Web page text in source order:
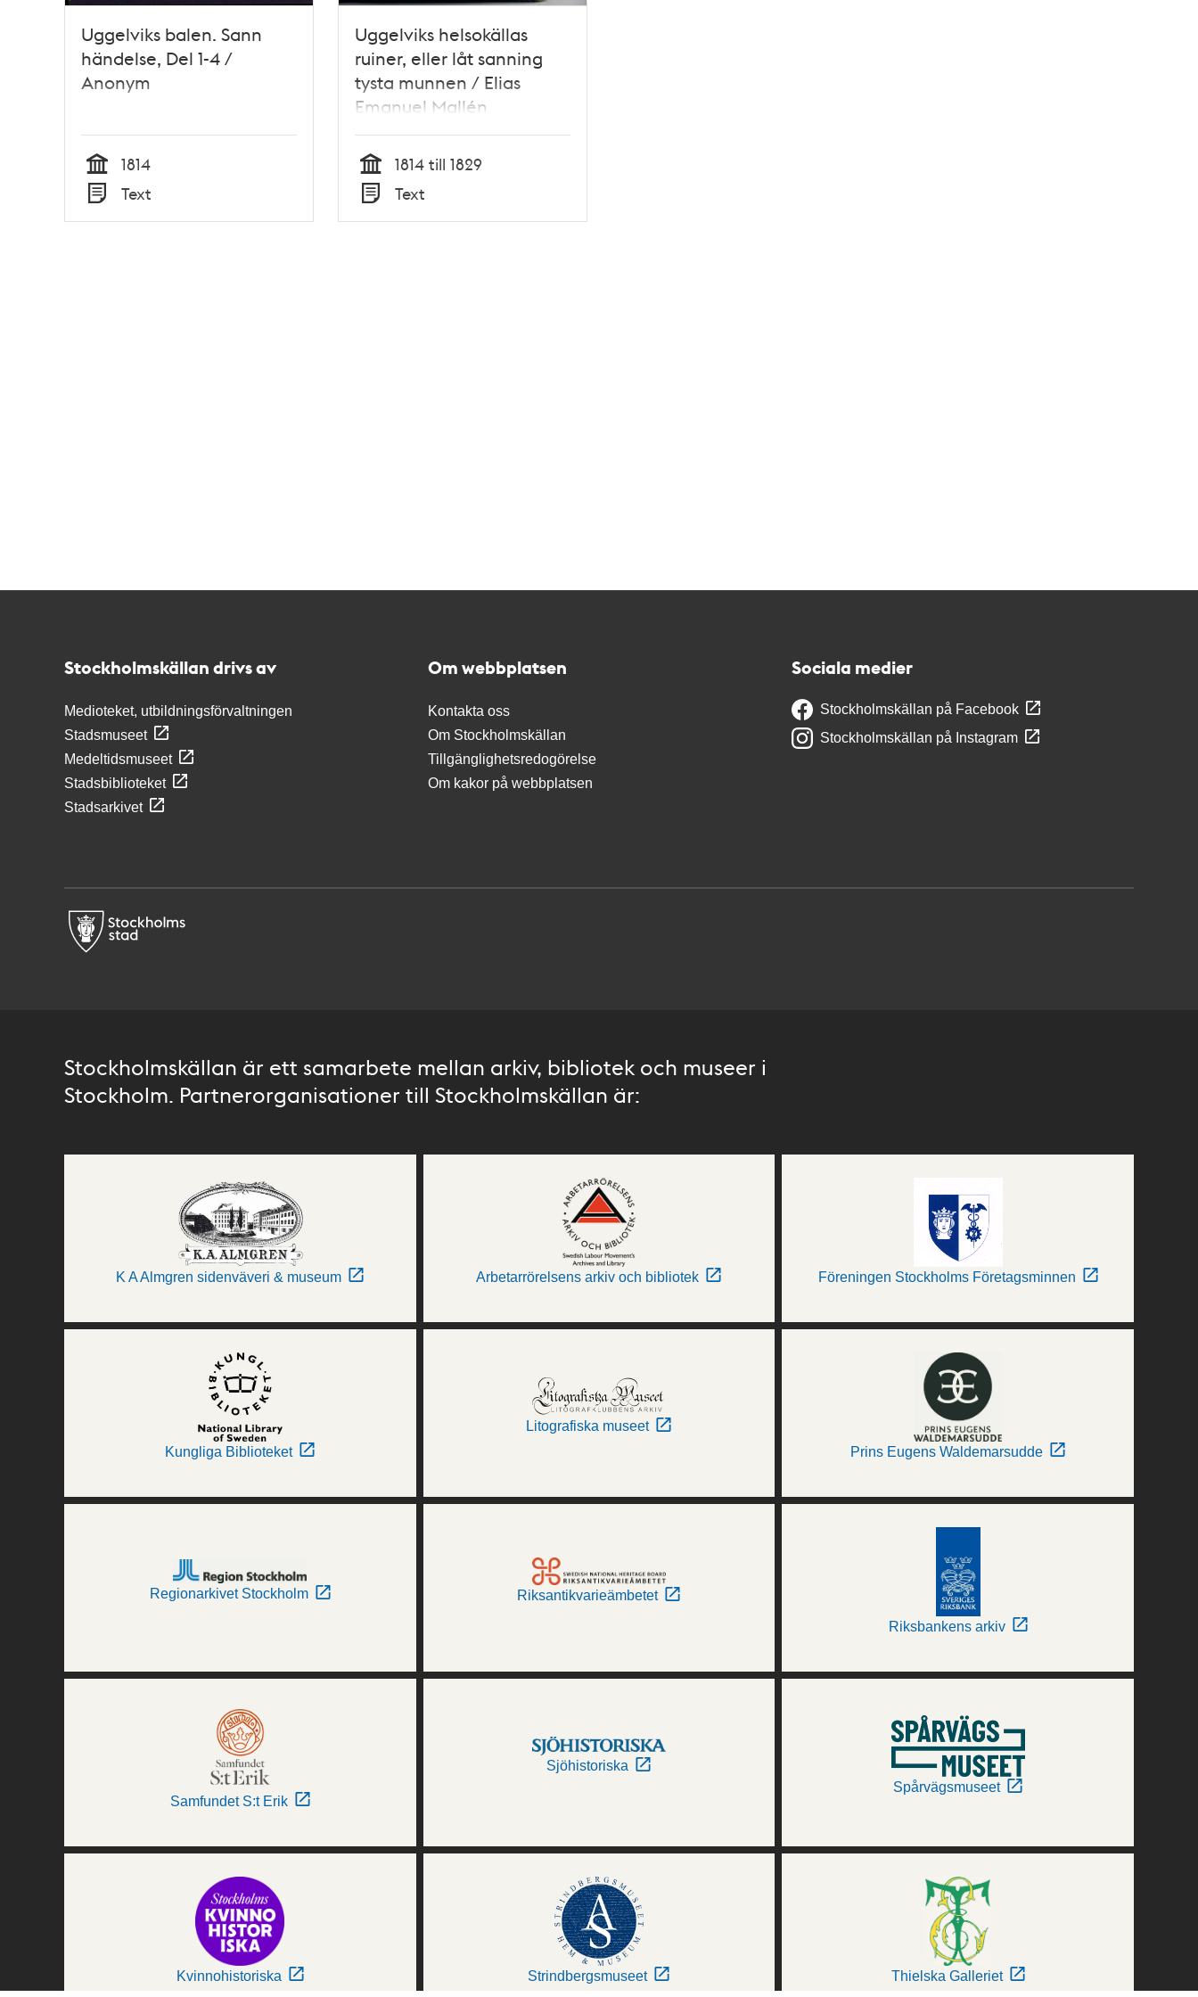
Uggelviks balen. Sann
händelse, Del 1-4 /
Anonym
Tid
1814
Text
Uggelviks helsokällas
ruiner, eller låt sanning
tysta munnen / Elias
Emanuel Mallén
Tid
1814 till 1829
Text
Stockholmskällan drivs av
Medioteket, utbildningsförvaltningen
Stadsmuseet
Medeltidsmuseet
Stadsbiblioteket
Stadsarkivet
Om webbplatsen
Kontakta oss
Om Stockholmskällan
Tillgänglighetsredogörelse
Om kakor på webbplatsen
Sociala medier
Stockholmskällan på Facebook
Stockholmskällan på Instagram
Stockholmskällan är ett samarbete mellan arkiv, bibliotek och museer i
Stockholm. Partnerorganisationer till Stockholmskällan är:
K A Almgren sidenväveri & museum Arbetarrörelsens arkiv och bibliotek Föreningen Stockholms Företagsminnen
Kungliga Biblioteket
Litografiska museet
Prins Eugens Waldemarsudde
Regionarkivet Stockholm Riksantikvarieämbetet
Riksbankens arkiv
Samfundet S:t Erik
Sjöhistoriska
Spårvägsmuseet
Kvinnohistoriska Strindbergsmuseet Thielska Galleriet